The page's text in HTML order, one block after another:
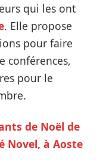
qui les ont
. Elle propose
pour faire
conférences,
pour le
de Noël de
Novel, à Aoste